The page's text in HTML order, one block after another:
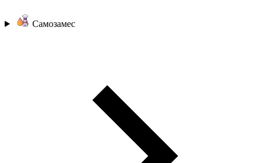
Самозамес